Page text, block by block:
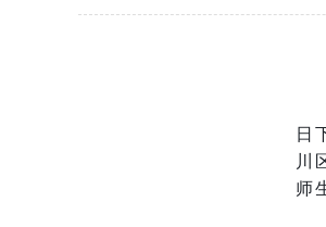
日
川
师